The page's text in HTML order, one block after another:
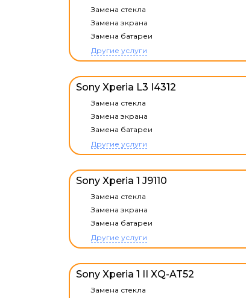
Замена стекла
Замена экрана
Замена батареи
Другие услуги
Sony Xperia L3 I4312
Замена стекла
Замена экрана
Замена батареи
Другие услуги
Sony Xperia 1 J9110
Замена стекла
Замена экрана
Замена батареи
Другие услуги
Sony Xperia 1 II XQ-AT52
Замена стекла